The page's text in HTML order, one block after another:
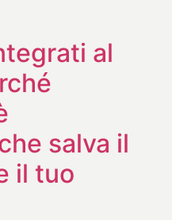
al
salva il
il tuo